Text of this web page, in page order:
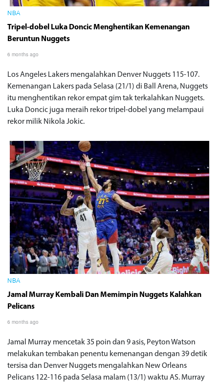
NBA
Tripel-dobel Luka Doncic Menghentikan Kemenangan
Beruntun Nuggets
6 months ago
Los Angeles Lakers mengalahkan Denver Nuggets 115-107.
Kemenangan Lakers pada Selasa (21/1) di Ball Arena, Nuggets
itu menghentikan rekor empat gim tak terkalahkan Nuggets.
Luka Doncic juga meraih rekor tripel-dobel yang melampaui
rekor milik Nikola Jokic.
NBA
Jamal Murray Kembali Dan Memimpin Nuggets Kalahkan
Pelicans
6 months ago
Jamal Murray mencetak 35 poin dan 9 asis, Peyton Watson
melakukan tembakan penentu kemenangan dengan 39 detik
tersisa dan Denver Nuggets mengalahkan New Orleans
Pelicans 122-116 pada Selasa malam (13/1) waktu AS. Murray